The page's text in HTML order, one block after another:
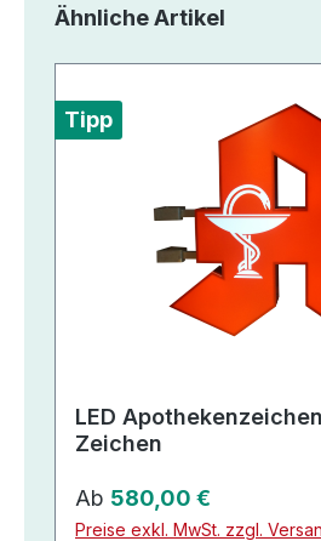
Produktgalerie überspringen
Ähnliche Artikel
Tipp
LED
Zeichen
Regulärer Preis:
Ab 580,00 €
Preise exkl. MwSt. zzgl.